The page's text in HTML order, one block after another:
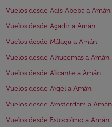
Vuelos desde Adís Abeba a Amán
Vuelos desde Agadir a Amán
Vuelos desde Málaga a Amán
Vuelos desde Alhucemas a Amán
Vuelos desde Alicante a Amán
Vuelos desde Argel a Amán
Vuelos desde Amsterdam a Amán
Vuelos desde Estocolmo a Amán